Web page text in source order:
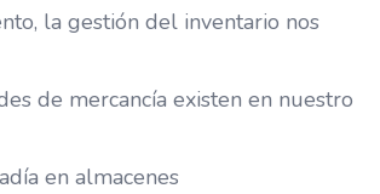
la gestión del inventario nos
de mercancía existen en nuestro
en almacenes